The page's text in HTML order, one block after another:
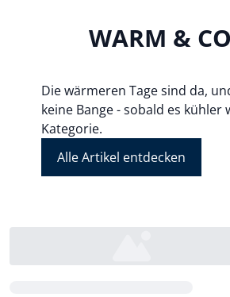
WARM &
Die wärmeren Tage sind da,
keine Bange - sobald es
Kategorie.
Alle Artikel entdecken